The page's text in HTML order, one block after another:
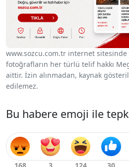
www.sozcu.com.tr internet sitesinde
fotoğrafların her türlü telif hakkı
aittir. İzin alınmadan, kaynak
edilemez.
Bu habere emoji ile